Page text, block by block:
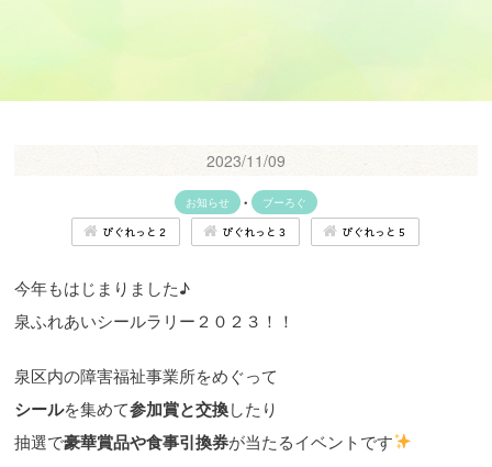
2023/11/09
お知らせ • ブーろぐ
ぴぐれっと２ ぴぐれっと３ ぴぐれっと５
今年もはじまりました♪
泉ふれあいシールラリー２０２３！！
泉区内の障害福祉事業所をめぐって
シールを集めて参加賞と交換したり
抽選で豪華賞品や食事引換券が当たるイベントです